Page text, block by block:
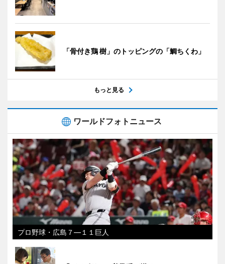
「骨付き鶏 樹」のトッピングの「鯛ちくわ」
もっと見る
ワールドフォトニュース
プロ野球・広島７―１１巨人